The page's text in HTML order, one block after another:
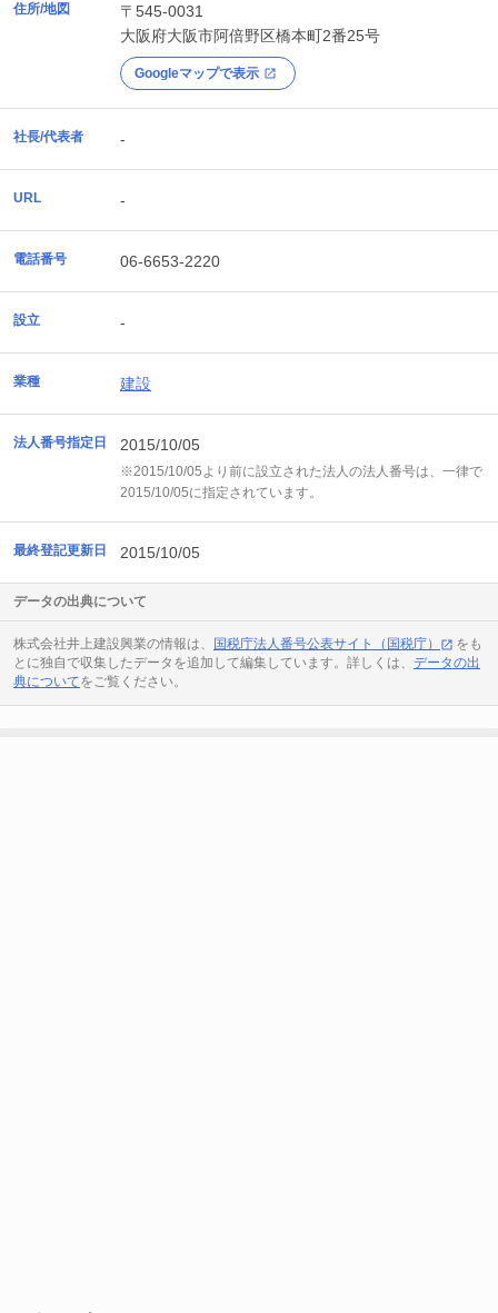
住所/地図
〒545-0031
大阪府大阪市阿倍野区橋本町2番25号
Googleマップで表示
社長/代表者 -
URL -
電話番号 06-6653-2220
設立 -
業種 建設
法人番号指定日 2015/10/05
※2015/10/05より前に設立された法人の法人番号は、一律で
2015/10/05に指定されています。
最終登記更新日 2015/10/05
データの出典について
株式会社井上建設興業の情報は、 国税庁法人番号公表サイト（国税庁）
をも
とに独自で収集したデータを追加して編集しています。詳しくは、 データの出
典についてをご覧ください。